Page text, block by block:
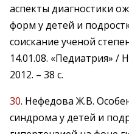
аспекты диагностики
форм у детей и
соискание ученой
14.01.08. «Педиатрия» /
2012. – 38 с.
30. Нефедова Ж.В.
синдрома у детей и